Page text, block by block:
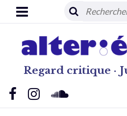
Regard critique ·